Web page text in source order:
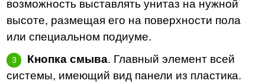
возможность выставлять унитаз на нужной
высоте, размещая его на поверхности пола
или специальном подиуме.
Кнопка смыва. Главный элемент всей
системы, имеющий вид панели из пластика.